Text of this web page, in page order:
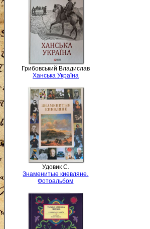
Грибовський Владислав
Ханська Україна
Удовик С.
Знаменитые киевляне.
Фотоальбом